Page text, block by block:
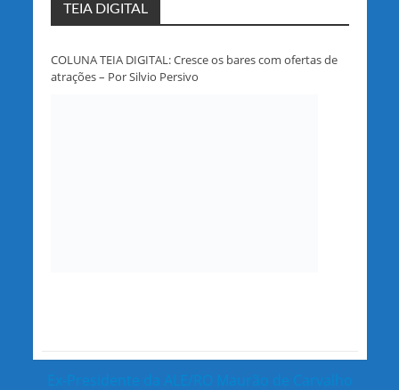
TEIA DIGITAL
COLUNA TEIA DIGITAL: Cresce os bares com ofertas de
atrações – Por Silvio Persivo
Ex-Presidente da ALE/RO Maurão de Carvalho